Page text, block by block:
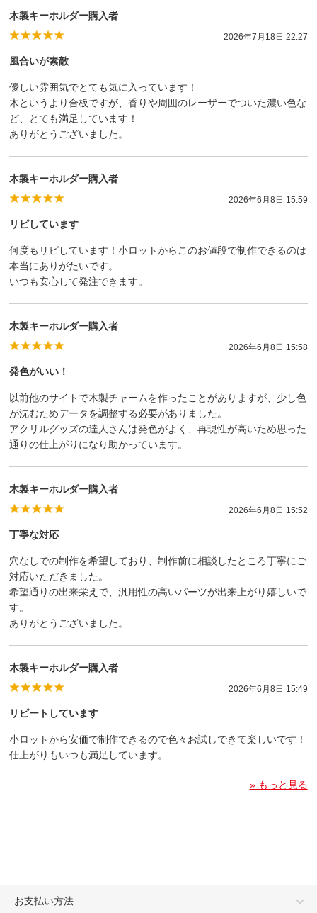
木製キーホルダー購入者
2026年7月18日 22:27
風合いが素敵
優しい雰囲気でとても気に入っています！
木というより合板ですが、香りや周囲のレーザーでついた濃い色な
ど、とても満足しています！
ありがとうございました。
木製キーホルダー購入者
2026年6月8日 15:59
リピしています
何度もリピしています！小ロットからこのお値段で制作できるのは
本当にありがたいです。
いつも安心して発注できます。
木製キーホルダー購入者
2026年6月8日 15:58
発色がいい！
以前他のサイトで木製チャームを作ったことがありますが、少し色
が沈むためデータを調整する必要がありました。
アクリルグッズの達人さんは発色がよく、再現性が高いため思った
通りの仕上がりになり助かっています。
木製キーホルダー購入者
2026年6月8日 15:52
丁寧な対応
穴なしでの制作を希望しており、制作前に相談したところ丁寧にご
対応いただきました。
希望通りの出来栄えで、汎用性の高いパーツが出来上がり嬉しいで
す。
ありがとうございました。
木製キーホルダー購入者
2026年6月8日 15:49
リピートしています
小ロットから安価で制作できるので色々お試しできて楽しいです！
仕上がりもいつも満足しています。
» もっと見る
お支払い方法